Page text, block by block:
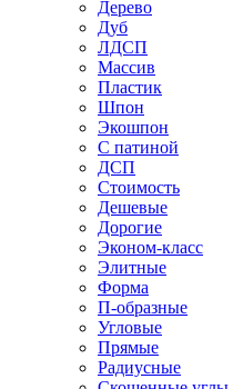
Дерево
Дуб
ЛДСП
Массив
Пластик
Шпон
Экошпон
С патиной
ДСП
Стоимость
Дешевые
Дорогие
Эконом-класс
Элитные
Форма
П-образные
Угловые
Прямые
Радиусные